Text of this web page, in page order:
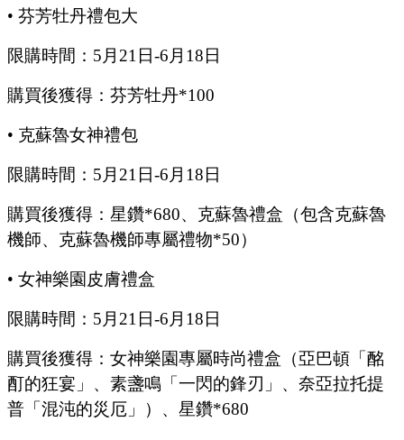
• 芬芳牡丹禮包大
限購時間： 5 月 21 日-6 月 18 日
購買後獲得：芬芳牡丹*100
• 克蘇魯女神禮包
限購時間： 5月21日-6月18日
購買後獲得：星鑽*680、克蘇魯禮盒（包含克蘇魯
機師、克蘇魯機師專屬禮物*50）
• 女神樂園皮膚禮盒
限購時間： 5月21日-6月18日
購買後獲得：女神樂園專屬時尚禮盒（亞巴頓「酩
酊的狂宴」、素盞鳴「一閃的鋒刃」、奈亞拉托提
普「混沌的災厄」）、星鑽*680